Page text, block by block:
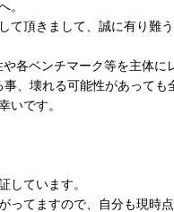
。
て頂きまして、誠に有り難う
各ベンチマーク等を主体に
、壊れる可能性があっても
いです。
しています。
ってますので、自分も現時